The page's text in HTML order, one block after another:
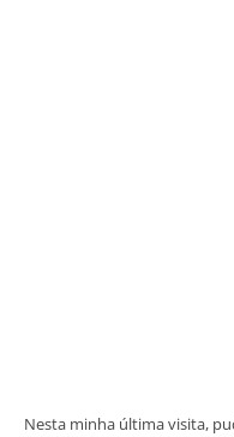
Nesta minha última visita,